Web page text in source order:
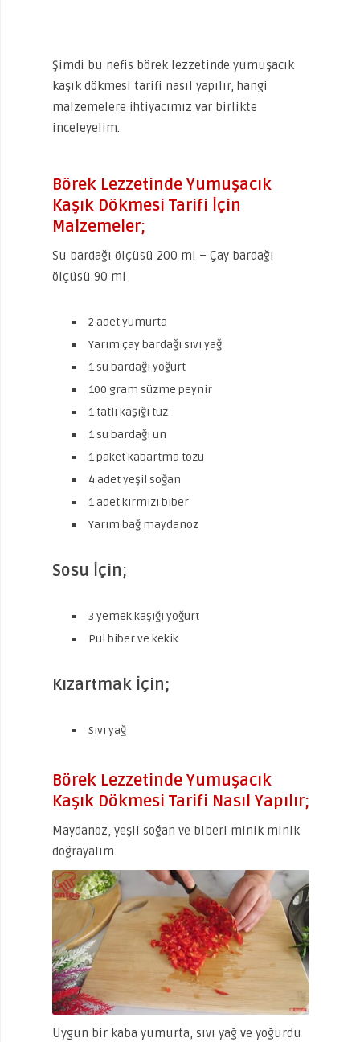
Şimdi bu nefis börek lezzetinde yumuşacık
kaşık dökmesi tarifi nasıl yapılır, hangi
malzemelere ihtiyacımız var birlikte
inceleyelim.
Börek Lezzetinde Yumuşacık
Kaşık Dökmesi Tarifi İçin
Malzemeler;
Su bardağı ölçüsü 200 ml – Çay bardağı
ölçüsü 90 ml
2 adet yumurta
Yarım çay bardağı sıvı yağ
1 su bardağı yoğurt
100 gram süzme peynir
1 tatlı kaşığı tuz
1 su bardağı un
1 paket kabartma tozu
4 adet yeşil soğan
1 adet kırmızı biber
Yarım bağ maydanoz
Sosu İçin;
3 yemek kaşığı yoğurt
Pul biber ve kekik
Kızartmak İçin;
Sıvı yağ
Börek Lezzetinde Yumuşacık
Kaşık Dökmesi Tarifi Nasıl Yapılır;
Maydanoz, yeşil soğan ve biberi minik minik
doğrayalım.
Uygun bir kaba yumurta, sıvı yağ ve yoğurdu